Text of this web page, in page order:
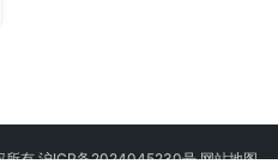
所有 沪ICP备2024045230号网站地图